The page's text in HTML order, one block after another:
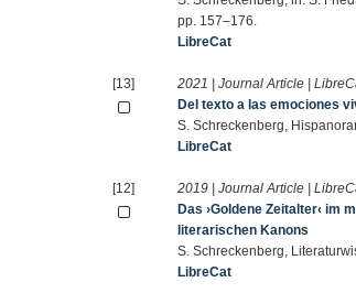
pp. 157–176.
LibreCat
[13] 2021 | Journal Article |
Del texto a las emociones
S. Schreckenberg,
LibreCat
[12] 2019 | Journal Article |
Das ›Goldene Zeitalter‹ im
literarischen Kanons
S. Schreckenberg,
LibreCat